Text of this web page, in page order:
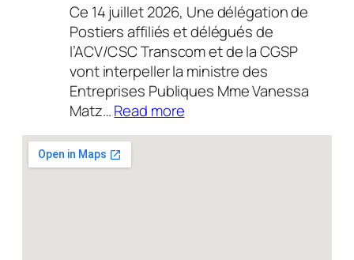
Ce 14 juillet 2026, Une délégation de
Postiers affiliés et délégués de
l’ACV/CSC Transcom et de la CGSP
vont interpeller la ministre des
Entreprises Publiques Mme Vanessa
Matz…Read more: